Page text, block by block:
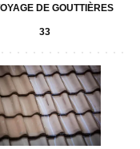
DE GOUTTIÈRES
33